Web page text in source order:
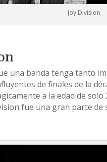
Joy Division
una banda tenga tanto
de finales de la
a la edad de solo
fue una gran parte de